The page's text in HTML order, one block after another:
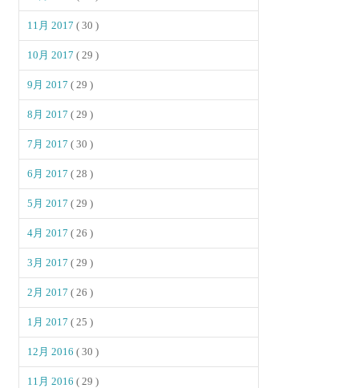
11月 2017( 30 )
10月 2017( 29 )
9月 2017( 29 )
8月 2017( 29 )
7月 2017( 30 )
6月 2017( 28 )
5月 2017( 29 )
4月 2017( 26 )
3月 2017( 29 )
2月 2017( 26 )
1月 2017( 25 )
12月 2016( 30 )
11月 2016( 29 )